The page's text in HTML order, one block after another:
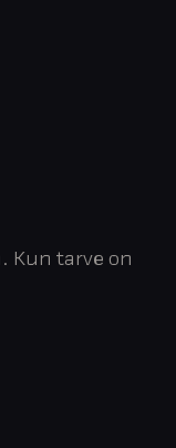
Kun tarve on